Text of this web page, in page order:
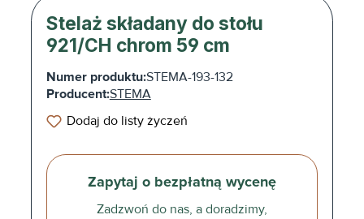
Stelaż składany do stołu
921/CH chrom 59 cm
Numer produktu:STEMA-193-132
Producent:STEMA
Dodaj do listy życzeń
Zapytaj o bezpłatną wycenę
Zadzwoń do nas, a doradzimy,